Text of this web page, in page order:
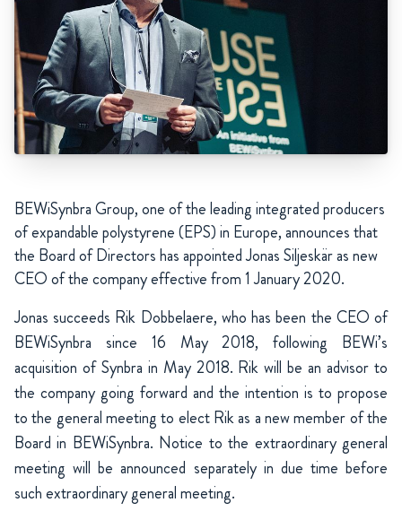
BEWiSynbra Group, one of the leading integrated producers
of expandable polystyrene (EPS) in Europe, announces that
the Board of Directors has appointed Jonas Siljeskär as new
CEO of the company effective from 1 January 2020.
Jonas succeeds Rik Dobbelaere, who has been the CEO of
BEWiSynbra since 16 May 2018, following BEWi’s
acquisition of Synbra in May 2018. Rik will be an advisor to
the company going forward and the intention is to propose
to the general meeting to elect Rik as a new member of the
Board in BEWiSynbra. Notice to the extraordinary general
meeting will be announced separately in due time before
such extraordinary general meeting.